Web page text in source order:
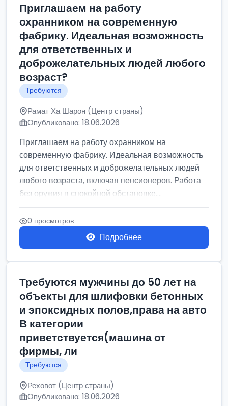
Приглашаем на работу
охранником на современную
фабрику. Идеальная возможность
для ответственных и
доброжелательных людей любого
возраст?
Требуются
Рамат Ха Шарон (Центр страны)
Опубликовано: 18.06.2026
Приглашаем на работу охранником на
современную фабрику. Идеальная возможность
для ответственных и доброжелательных людей
любого возраста, включая пенсионеров. Работа
без оружия в спокойной обстановке....
0 просмотров
Подробнее
Требуются мужчины до 50 лет на
объекты для шлифовки бетонных
и эпоксидных полов,права на авто
В категории
приветствуется(машина от
фирмы, ли
Требуются
Реховот (Центр страны)
Опубликовано: 18.06.2026